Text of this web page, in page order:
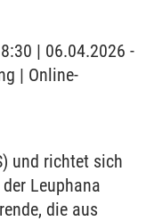
| 06.04.2026 -
| Online-
und richtet sich
Leuphana
die aus